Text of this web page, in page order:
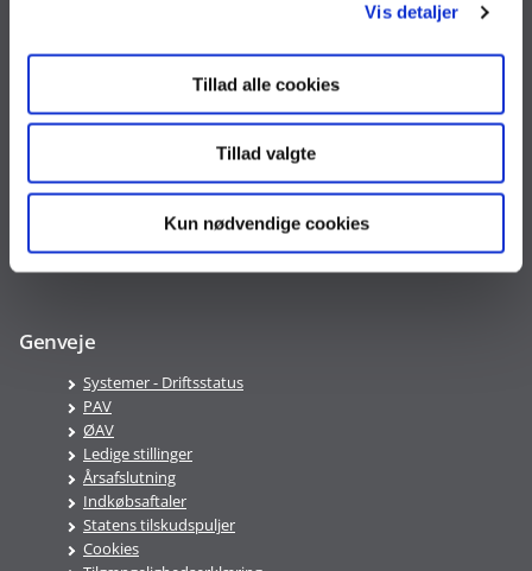
Vis detaljer
Tillad alle cookies
Tillad valgte
Kun nødvendige cookies
Tlf. 33 92 80 00
CVR nr. 10213231
Genveje
Systemer - Driftsstatus
PAV
ØAV
Ledige stillinger
Årsafslutning
Indkøbsaftaler
Statens tilskudspuljer
Cookies